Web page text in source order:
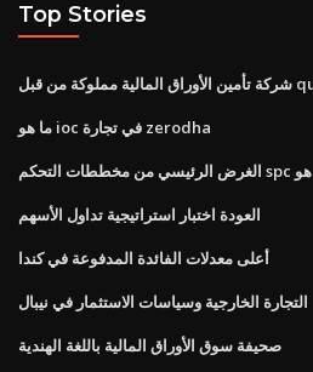
Top Stories
ما هو ioc في تجارة zerodha
الغرض الرئيسي من مخططات التحكم spc هو
العودة اختبار استراتيجية تداول الأسهم
أعلى معدلات الفائدة المدفوعة في كندا
التجارة الخارجية وسياسات الاستثمار في نيبال
صحيفة سوق الأوراق المالية باللغة الهندية